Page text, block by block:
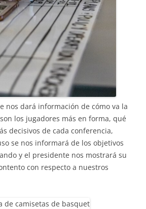
nos dará información de cómo va la
los jugadores más en forma, qué
decisivos de cada conferencia,
se nos informará de los objetivos
y el presidente nos mostrará su
con respecto a nuestros